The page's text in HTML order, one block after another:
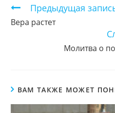
Продолжить
чтение
Предыдущая
Вера растет
Молитва о
ВАМ ТАКЖЕ МОЖЕТ